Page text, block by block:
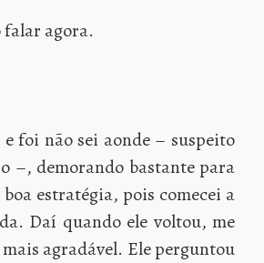
falar agora.
e foi não sei aonde – suspeito
–, demorando bastante para
estratégia, pois comecei a
Daí quando ele voltou, me
agradável. Ele perguntou